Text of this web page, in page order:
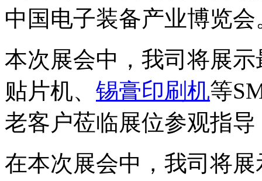
中国电子装备产业博览会
本次展会中，我司将展
贴片机、 锡膏印刷机等
老客户莅临展位参观指
在本次展会中，我司将